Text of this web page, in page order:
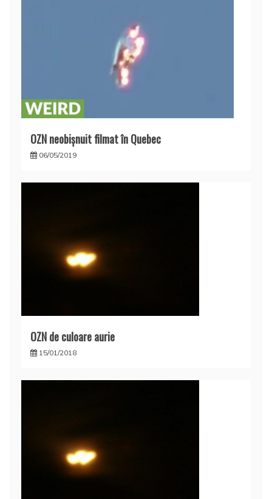
OZN neobișnuit filmat în Quebec
06/05/2019
OZN de culoare aurie
15/01/2018